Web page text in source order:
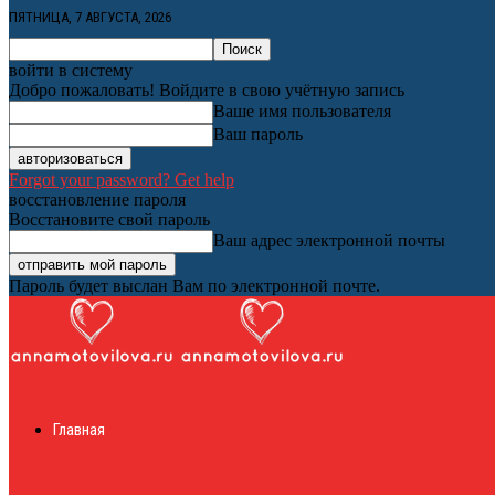
ПЯТНИЦА, 7 АВГУСТА, 2026
войти в систему
Добро пожаловать! Войдите в свою учётную запись
Ваше имя пользователя
Ваш пароль
Forgot your password? Get help
восстановление пароля
Восстановите свой пароль
Ваш адрес электронной почты
Пароль будет выслан Вам по электронной почте.
Главная